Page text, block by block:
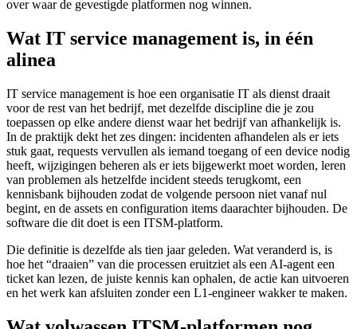
over waar de gevestigde platformen nog winnen.
Wat IT service management is, in één
alinea
IT service management is hoe een organisatie IT als dienst draait
voor de rest van het bedrijf, met dezelfde discipline die je zou
toepassen op elke andere dienst waar het bedrijf van afhankelijk is.
In de praktijk dekt het zes dingen: incidenten afhandelen als er iets
stuk gaat, requests vervullen als iemand toegang of een device nodig
heeft, wijzigingen beheren als er iets bijgewerkt moet worden, leren
van problemen als hetzelfde incident steeds terugkomt, een
kennisbank bijhouden zodat de volgende persoon niet vanaf nul
begint, en de assets en configuration items daarachter bijhouden. De
software die dit doet is een ITSM-platform.
Die definitie is dezelfde als tien jaar geleden. Wat veranderd is, is
hoe het “draaien” van die processen eruitziet als een AI-agent een
ticket kan lezen, de juiste kennis kan ophalen, de actie kan uitvoeren
en het werk kan afsluiten zonder een L1-engineer wakker te maken.